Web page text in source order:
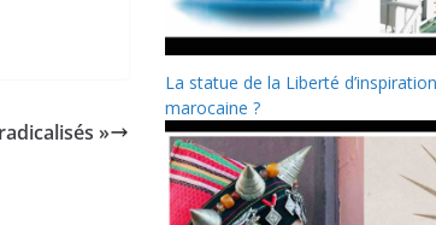
»
La statue de la Liberté
marocaine ?